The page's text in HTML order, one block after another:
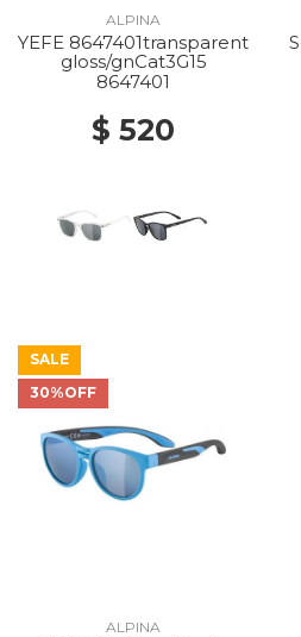
ALPINA
YEFE 8647401transparent
gloss/gnCat3G15
8647401
$ 520
SALE
30%OFF
ALPINA